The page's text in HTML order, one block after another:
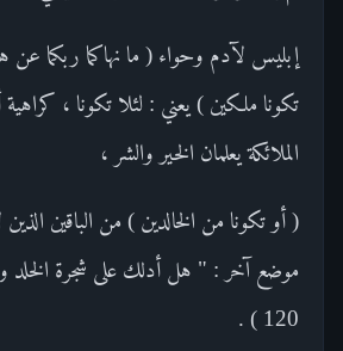
إبليس لآدم وحواء ( ما نهاكما ربكما عن
تكونا ملكين ) يعني : لئلا تكونا ،
الملائكة يعلمان الخير والشر ،
( أو تكونا من الخالدين ) من الباقين الذين
موضع آخر : " هل أدلك على شجرة الخلد
120 ) .